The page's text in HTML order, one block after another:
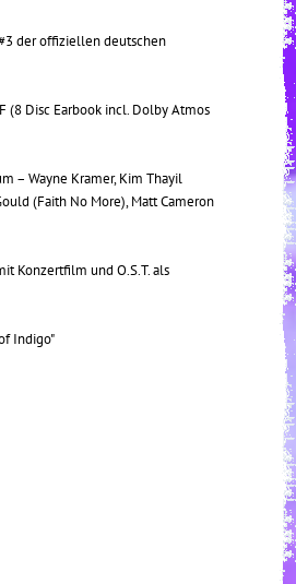
der offiziellen deutschen
(8 Disc Earbook incl. Dolby Atmos
– Wayne Kramer, Kim Thayil
(Faith No More), Matt Cameron
Konzertfilm und O.S.T. als
Indigo"